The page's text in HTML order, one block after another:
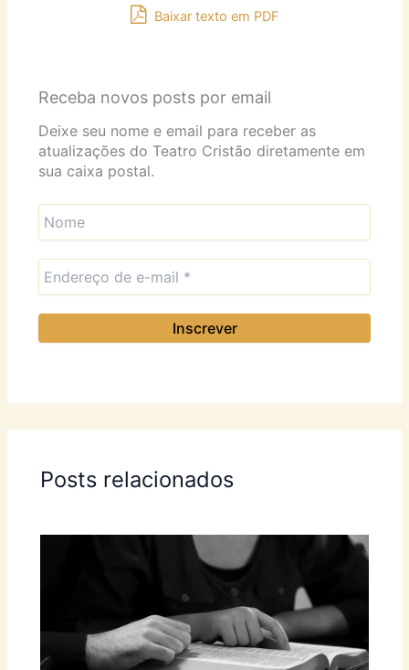
Baixar texto em PDF
Receba novos posts por email
Deixe seu nome e email para receber as
atualizações do Teatro Cristão diretamente em
sua caixa postal.
Posts relacionados